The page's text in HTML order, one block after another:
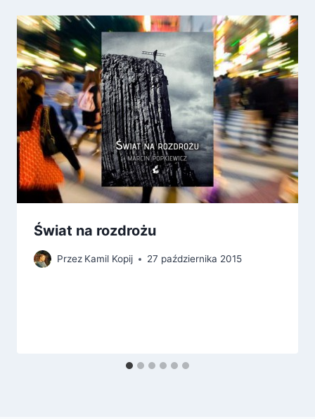
Świat na rozdrożu
Przez Kamil Kopij 27 października 2015